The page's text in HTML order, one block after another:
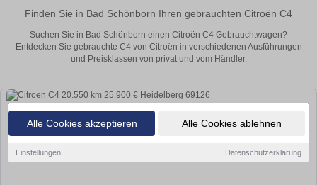
Alle Cookies akzeptieren Alle Cookies ablehnen
Einstellungen Datenschutzerklärung
Finden Sie in Bad Schönborn Ihren gebrauchten Citroën C4
Suchen Sie in Bad Schönborn einen Citroën C4 Gebrauchtwagen?
Entdecken Sie gebrauchte C4 von Citroën in verschiedenen Ausführungen
und Preisklassen von privat und vom Händler.